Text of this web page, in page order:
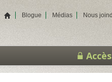
Blogue Médias Nous